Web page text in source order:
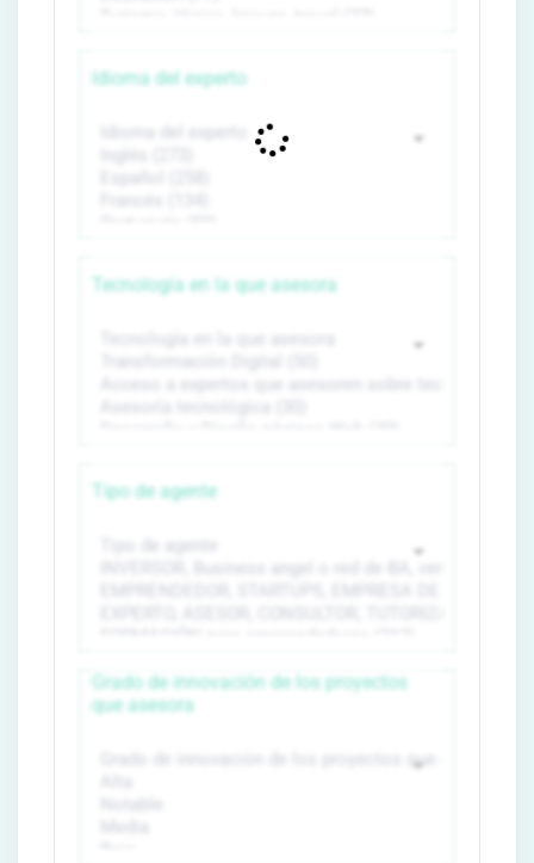
Idioma del experto
Tecnología en la que asesora
Tipo de agente
Grado de innovación de los proyectos
que asesora